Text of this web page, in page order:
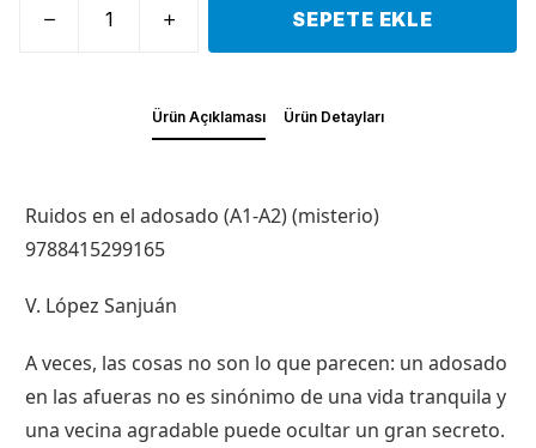
SEPETE EKLE
Ürün Açıklaması Ürün Detayları
Ruidos en el adosado (A1-A2) (misterio)
9788415299165
V. López Sanjuán
A veces, las cosas no son lo que parecen: un adosado
en las afueras no es sinónimo de una vida tranquila y
una vecina agradable puede ocultar un gran secreto.